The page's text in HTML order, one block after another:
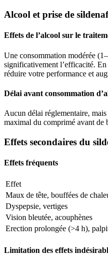
Alcool et prise de
Effets de l’alcool sur le
Une consommation modérée
significativement l’efficacité.
réduire votre performance et
Délai avant consommation
Aucun délai réglementaire,
maximal du comprimé avant de
Effets secondaires du
Effets fréquents
Effet
Maux de tête, bouffées de
Dyspepsie, vertiges
Vision bleutée, acouphènes
Erection prolongée (>4 h),
Limitation des effets